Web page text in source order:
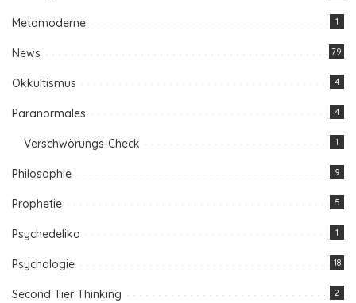
Metamoderne 1
News 79
Okkultismus 4
Paranormales 4
Verschwörungs-Check 1
Philosophie 9
Prophetie 5
Psychedelika 1
Psychologie 18
Second Tier Thinking 2